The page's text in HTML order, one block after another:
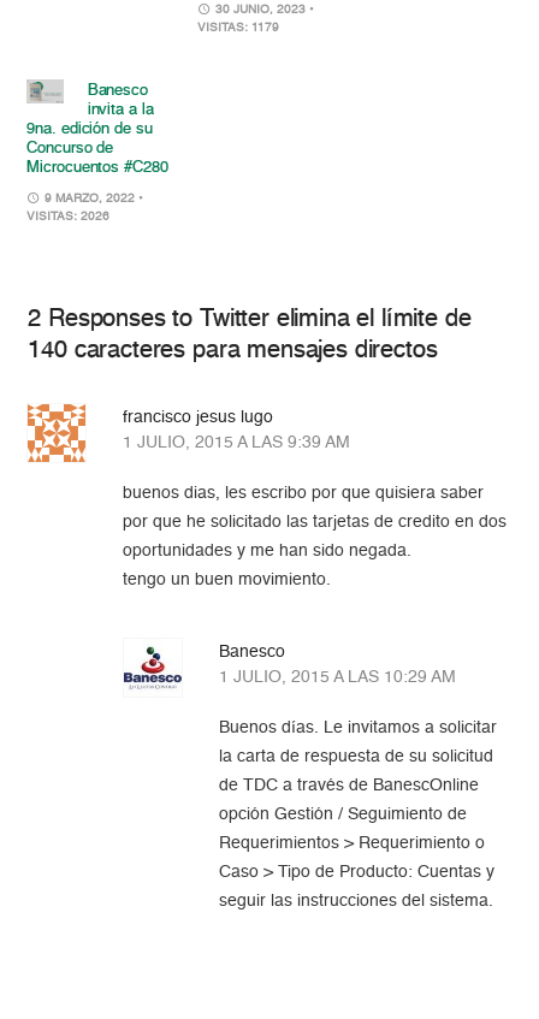
30 JUNIO, 2023 •
VISITAS: 1179
Banesco
invita a la
9na. edición de su
Concurso de
Microcuentos #C280
9 MARZO, 2022 •
VISITAS: 2026
2 Responses to Twitter elimina el límite de
140 caracteres para mensajes directos
francisco jesus lugo
1 JULIO, 2015 A LAS 9:39 AM
buenos dias, les escribo por que quisiera saber
por que he solicitado las tarjetas de credito en dos
oportunidades y me han sido negada.
tengo un buen movimiento.
Banesco
1 JULIO, 2015 A LAS 10:29 AM
Buenos días. Le invitamos a solicitar
la carta de respuesta de su solicitud
de TDC a través de BanescOnline
opción Gestión / Seguimiento de
Requerimientos > Requerimiento o
Caso > Tipo de Producto: Cuentas y
seguir las instrucciones del sistema.